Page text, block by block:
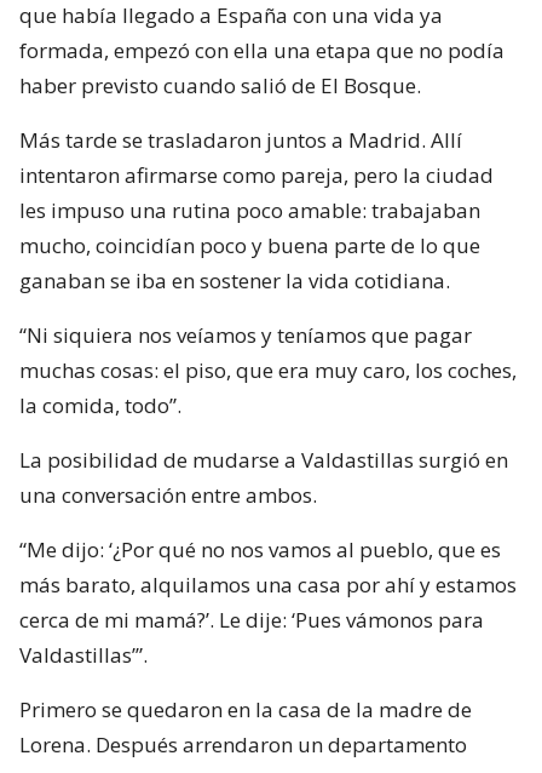
que había llegado a España con una vida ya
formada, empezó con ella una etapa que no podía
haber previsto cuando salió de El Bosque.
Más tarde se trasladaron juntos a Madrid. Allí
intentaron afirmarse como pareja, pero la ciudad
les impuso una rutina poco amable: trabajaban
mucho, coincidían poco y buena parte de lo que
ganaban se iba en sostener la vida cotidiana.
“Ni siquiera nos veíamos y teníamos que pagar
muchas cosas: el piso, que era muy caro, los coches,
la comida, todo”.
La posibilidad de mudarse a Valdastillas surgió en
una conversación entre ambos.
“Me dijo: ‘¿Por qué no nos vamos al pueblo, que es
más barato, alquilamos una casa por ahí y estamos
cerca de mi mamá?’. Le dije: ‘Pues vámonos para
Valdastillas’”.
Primero se quedaron en la casa de la madre de
Lorena. Después arrendaron un departamento